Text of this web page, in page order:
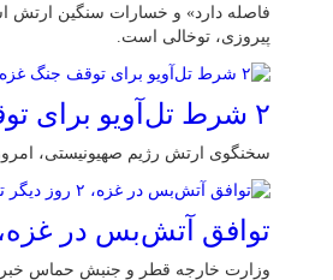
فاصله دارد» و خسارات سنگین ارتش
پیروزی، توخالی است.
۲ شرط تل‌آویو برای توقف جنگ غزه
سخنگوی ارتش رژیم صهیونیستی، امروز
توافق آتش‌بس در غزه، ۲ روز دیگر تمدید شد
وزارت خارجه قطر و جنبش حماس خبر